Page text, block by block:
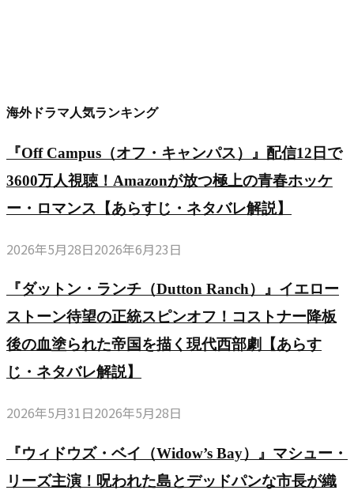
海外ドラマ人気ランキング
『Off Campus（オフ・キャンパス）』配信12日で
3600万人視聴！Amazonが放つ極上の青春ホッケ
ー・ロマンス【あらすじ・ネタバレ解説】
2026年5月28日2026年6月23日
『ダットン・ランチ（Dutton Ranch）』イエロー
ストーン待望の正統スピンオフ！コストナー降板
後の血塗られた帝国を描く現代西部劇【あらす
じ・ネタバレ解説】
2026年5月31日2026年5月28日
『ウィドウズ・ベイ（Widow’s Bay）』マシュー・
リーズ主演！呪われた島とデッドパンな市長が織